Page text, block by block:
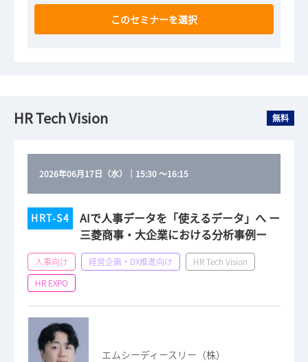
このセミナーを選択
HR Tech Vision 無料
2026年06月17日（水） ｜ 15:30～16:15
HRT-S4
AIで人事データを「使えるデータ」へ ー
三菱商事・大企業における分析事例ー
人事向け 経営企画・DX推進向け
HR Tech Vision
HR EXPO
エムシーディースリー（株）